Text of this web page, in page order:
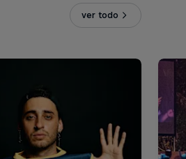
ver todo